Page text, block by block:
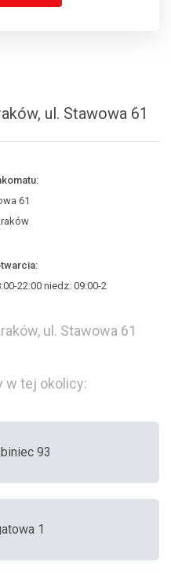
ul. Stawowa 61
61
22:00 niedz: 09:00-2
ul. Stawowa 61
w tej okolicy:
93
1